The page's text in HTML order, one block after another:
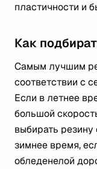
пластичности и
Как
Самым лучшим
соответствии с
Если в летнее
большой
выбирать
зимнее время,
обледенелой